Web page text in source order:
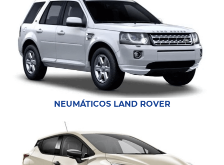
NEUMÁTICOS LAND ROVER